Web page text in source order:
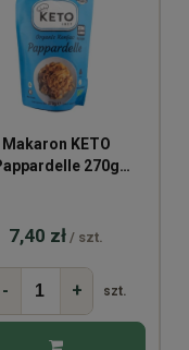
Makaron KETO
270g
7,40 zł / szt.
- + szt.